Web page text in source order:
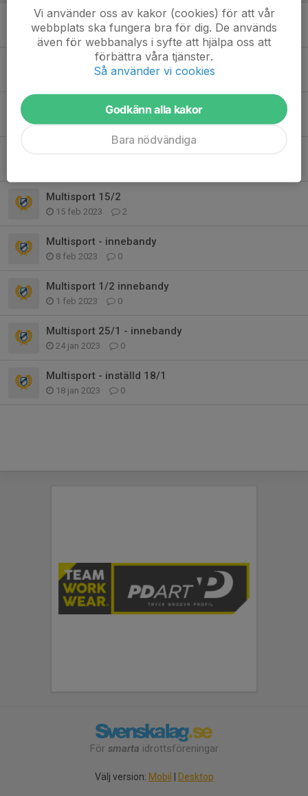
Påminnelse deltagaravgifter multisport
7 mar 2023 0
Multisport på sportlovet
5 mar 2023 0
Multisport 1/3 handboll/basket
1 mar 2023 0
Multisport 15/2
15 feb 2023 2
Multisport - innebandy
8 feb 2023 0
Multisport 1/2 innebandy
1 feb 2023 0
Multisport 25/1 - innebandy
24 jan 2023 0
Multisport - inställd 18/1
18 jan 2023 0
För smarta idrottsföreningar
Välj version: Mobil | Desktop
Vi använder oss av kakor (cookies) för att vår
webbplats ska fungera bra för dig. De används
även för webbanalys i syfte att hjälpa oss att
förbättra våra tjänster.
Så använder vi cookies
Godkänn alla kakor
Bara nödvändiga